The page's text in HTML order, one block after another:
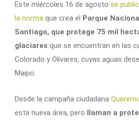
Este miércoles 16 de agosto se
la norma que crea el Parque
Santiago, que protege 75 mil
glaciares que se encuentran en las
Colorado y Olivares, cuyas aguas
Maipo.
Desde la campaña ciudadana
esta nueva área, pero llaman a